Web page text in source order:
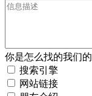
你是怎么找的我们的
搜索引擎
网站链接